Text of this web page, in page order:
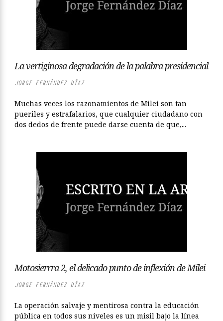
La vertiginosa degradación de la palabra presidencial
JORGE FERNÁNDEZ DÍAZ
Muchas veces los razonamientos de Milei son tan
pueriles y estrafalarios, que cualquier ciudadano con
dos dedos de frente puede darse cuenta de que,...
Motosierrra 2, el delicado punto de inflexión de Milei
JORGE FERNÁNDEZ DÍAZ
La operación salvaje y mentirosa contra la educación
pública en todos sus niveles es un misil bajo la línea